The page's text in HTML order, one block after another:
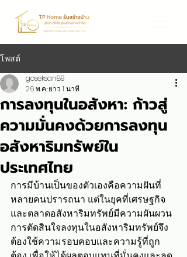
โพสต์
การลงทุนในอสังหา: ก้าวสู่
ความมั่นคงด้วยการลงทุน
อสังหาริมทรัพย์ใน
ประเทศไทย
goseksan89
26 พ.ค.ยาว 1 นาที
การมีบ้านเป็นของตัวเองคือความฝันที่
หลายคนปรารถนา แต่ในยุคที่เศรษฐกิจ
และตลาดอสังหาริมทรัพย์มีความผันผวน
การตัดสินใจลงทุนในอสังหาริมทรัพย์จึง
ต้องใช้ความรอบคอบและความรู้ที่ถูก